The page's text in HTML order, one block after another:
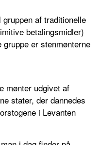
af traditionelle
betalingsmidler)
gruppe er stenmønterne
mønter udgivet af
stater, der dannedes
i Levanten